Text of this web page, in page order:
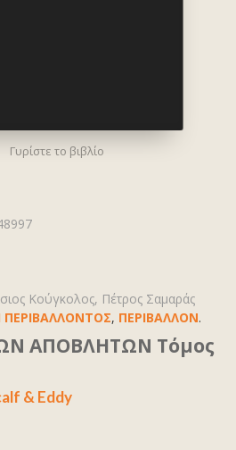
Γυρίστε το βιβλίο
Κούγκολος, Πέτρος Σαμαράς
, ΠΕΡΙΒΑΛΛΟΝ.
ΑΠΟΒΛΗΤΩΝ Τόμος
& Eddy